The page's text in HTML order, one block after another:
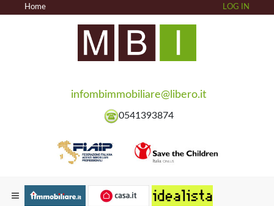
Home LOG IN
infombimmobiliare@libero.it
0541393874